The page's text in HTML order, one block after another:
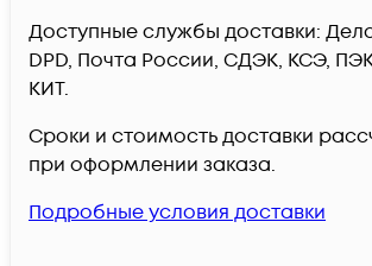
Доступные службы доставки:
DPD, Почта России, СДЭК, КСЭ,
КИТ.
Сроки и стоимость доставки
при оформлении заказа.
Подробные условия доставки